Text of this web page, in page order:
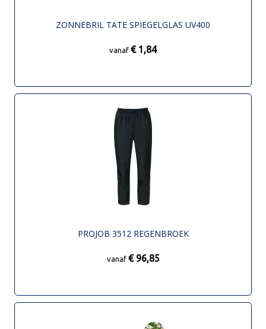
ZONNEBRIL TATE SPIEGELGLAS UV400
vanaf € 1,84
PROJOB 3512 REGENBROEK
vanaf € 96,85